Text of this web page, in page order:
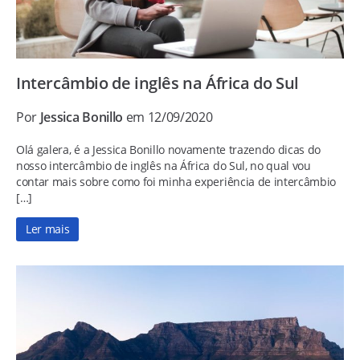
Intercâmbio de inglês na África do Sul
Por Jessica Bonillo em 12/09/2020
Olá galera, é a Jessica Bonillo novamente trazendo dicas do
nosso intercâmbio de inglês na África do Sul, no qual vou
contar mais sobre como foi minha experiência de intercâmbio
[…]
Ler mais